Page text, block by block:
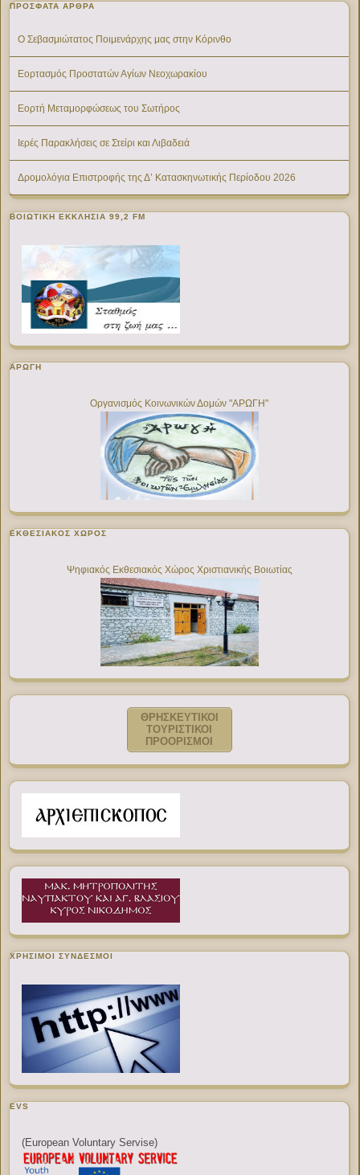
ΠΡΌΣΦΑΤΑ ΆΡΘΡΑ
Ο Σεβασμιώτατος Ποιμενάρχης μας στην Κόρινθο
Εορτασμός Προστατών Αγίων Νεοχωρακίου
Εορτή Μεταμορφώσεως του Σωτήρος
Ιερές Παρακλήσεις σε Στείρι και Λιβαδειά
Δρομολόγια Επιστροφής της Δ’ Κατασκηνωτικής Περίοδου 2026
ΒΟΙΩΤΙΚΉ ΕΚΚΛΗΣΊΑ 99,2 FM
ΑΡΩΓΗ
Οργανισμός Κοινωνικών Δομών "ΑΡΩΓΗ"
ΕΚΘΕΣΙΑΚΌΣ ΧΏΡΟΣ
Ψηφιακός Εκθεσιακός Χώρος Χριστιανικής Βοιωτίας
ΘΡΗΣΚΕΥΤΙΚΟΙ
ΤΟΥΡΙΣΤΙΚΟΙ
ΠΡΟΟΡΙΣΜΟΙ
ΧΡΉΣΙΜΟΙ ΣΎΝΔΕΣΜΟΙ
EVS
(European Voluntary Servise)